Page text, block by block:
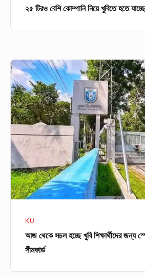
২৫ টিরও বেশি কোম্পানি নিয়ে খুবিতে হতে
আজ
থেকে
সচল
হচ্ছে
খুবি
শিক্ষার্থীদের
জন্য
স্পেশাল
গ্রামীণফোন
সীমকার্ড
KU
আজ থেকে সচল হচ্ছে খুবি শিক্ষার্থীদের জন্য
সীমকার্ড